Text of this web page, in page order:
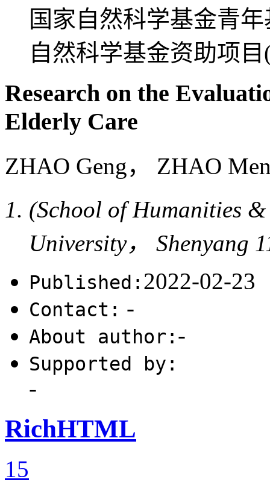
国家自然科学基金青
自然科学基金资助项目
Research on the
Elderly Care
ZHAO Geng， ZHAO
(School of Humanities
University， Shenyang
Published: 2022-02-23
Contact: -
About author: -
Supported by:
-
RichHTML
15